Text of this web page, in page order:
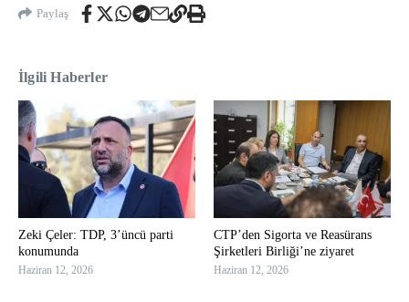
Paylaş
İlgili Haberler
Zeki Çeler: TDP, 3’üncü parti
konumunda
Haziran 12, 2026
CTP’den Sigorta ve Reasürans
Şirketleri Birliği’ne ziyaret
Haziran 12, 2026